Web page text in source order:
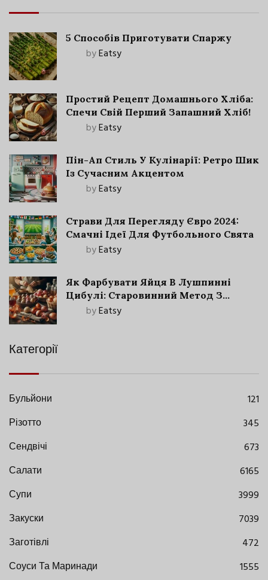
5 Способів Приготувати Спаржу
byEatsy
Простий Рецепт Домашнього Хліба:
Спечи Свій Перший Запашний Хліб!
byEatsy
Пін-Ап Стиль У Кулінарії: Ретро Шик
Із Сучасним Акцентом
byEatsy
Страви Для Перегляду Євро 2024:
Смачні Ідеї Для Футбольного Свята
byEatsy
Як Фарбувати Яйця В Лушпинні
Цибулі: Старовинний Метод З
Сучасними Нюансами
byEatsy
Категорії
Бульйони
121
Різотто
345
Сендвічі
673
Салати
6165
Супи
3999
Закуски
7039
Заготівлі
472
Соуси Та Маринади
1555